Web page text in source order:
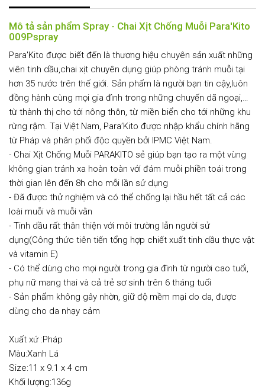
Mô tả sản phẩm Spray - Chai Xịt Chống Muỗi Para'Kito
009Pspray
Para'Kito được biết đến là thương hiệu chuyên sản xuất những
viên tinh dầu,chai xịt chuyên dụng giúp phòng tránh muỗi tại
hơn 35 nước trên thế giới. Sản phẩm là người bạn tin cậy,luôn
đồng hành cùng mọi gia đình trong những chuyến dã ngoại,…
từ thành thị cho tới nông thôn, từ miền biển cho tới những khu
rừng rậm. Tại Việt Nam, Para’Kito được nhập khẩu chính hãng
từ Pháp và phân phối độc quyền bởi IPMC Việt Nam.
- Chai Xịt Chống Muỗi PARAKITO sẻ giúp bạn tạo ra một vùng
không gian tránh xa hoàn toàn với đám muỗi phiền toái trong
thời gian lên đến 8h cho mỗi lần sử dụng
- Đã được thử nghiệm và có thể chống lại hầu hết tất cả các
loài muỗi và muỗi vằn
- Tinh dầu rất thân thiện với môi trường lẫn người sử
dụng(Công thức tiên tiến tổng hợp chiết xuất tinh dầu thực vật
và vitamin E)
- Có thể dùng cho mọi người trong gia đình từ người cao tuổi,
phụ nữ mang thai và cả trẻ sơ sinh trên 6 tháng tuổi
- Sản phẩm không gây nhờn, giữ độ mềm mại do da, được
dùng cho da nhạy cảm
Xuất xứ :Pháp
Màu:Xanh Lá
Size:11 x 9.1 x 4 cm
Khối lượng:136g